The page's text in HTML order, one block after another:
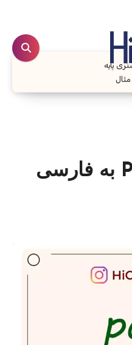
پایه
معنی کلمه Pop به فارسی